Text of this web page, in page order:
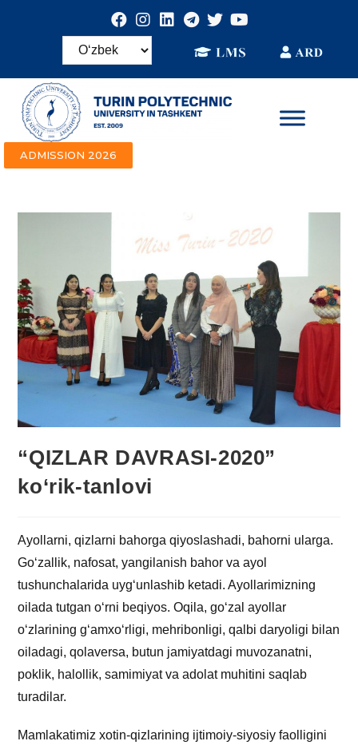
ADMISSION 2026
“QIZLAR DAVRASI-2020”
ko‘rik-tanlovi
Ayollarni, qizlarni bahorga qiyoslashadi, bahorni ularga.
Go‘zallik, nafosat, yangilanish bahor va ayol
tushunchalarida uyg‘unlashib ketadi. Ayollarimizning
oilada tutgan o‘rni beqiyos. Oqila, go‘zal ayollar
o‘zlarining g‘amxo‘rligi, mehribonligi, qalbi daryoligi bilan
oiladagi, qolaversa, butun jamiyatdagi muvozanatni,
poklik, halollik, samimiyat va adolat muhitini saqlab
turadilar.
Mamlakatimiz xotin-qizlarining ijtimoiy-siyosiy faolligini